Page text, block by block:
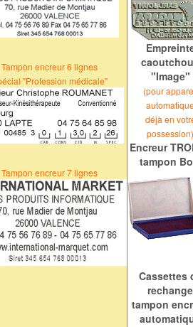
Tampon encreur6 lignes
"Profession médicale"
Tampon encreur7 lignes
"Image"
(pour
déjà en
possession)
Encreur
tampon
Cassettes
rechange
tampon